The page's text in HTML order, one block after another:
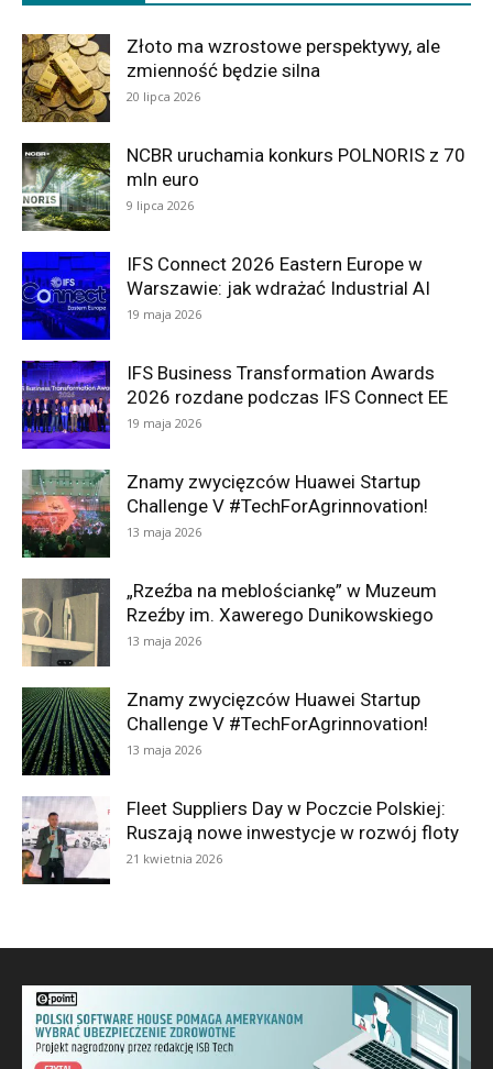
Złoto ma wzrostowe perspektywy, ale
zmienność będzie silna
20 lipca 2026
NCBR uruchamia konkurs POLNORIS z 70
mln euro
9 lipca 2026
IFS Connect 2026 Eastern Europe w
Warszawie: jak wdrażać Industrial AI
19 maja 2026
IFS Business Transformation Awards
2026 rozdane podczas IFS Connect EE
19 maja 2026
Znamy zwycięzców Huawei Startup
Challenge V #TechForAgrinnovation!
13 maja 2026
„Rzeźba na meblościankę” w Muzeum
Rzeźby im. Xawerego Dunikowskiego
13 maja 2026
Znamy zwycięzców Huawei Startup
Challenge V #TechForAgrinnovation!
13 maja 2026
Fleet Suppliers Day w Poczcie Polskiej:
Ruszają nowe inwestycje w rozwój floty
21 kwietnia 2026